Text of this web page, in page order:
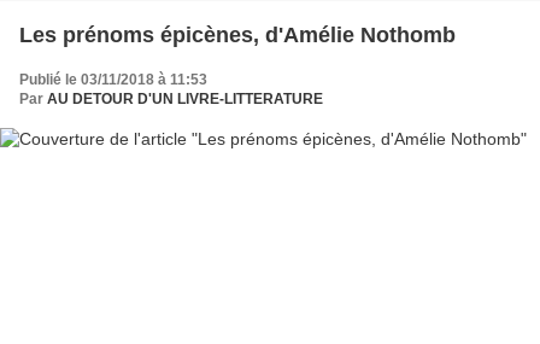
Les prénoms épicènes, d'Amélie Nothomb
Publié le 03/11/2018 à 11:53
Par AU DETOUR D'UN LIVRE-LITTERATURE